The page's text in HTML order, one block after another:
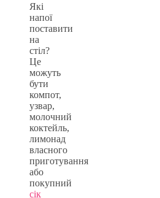
Які
напої
поставити
на
стіл?
Це
можуть
бути
компот,
узвар,
молочний
коктейль,
лимонад
власного
приготування
або
покупний
сік